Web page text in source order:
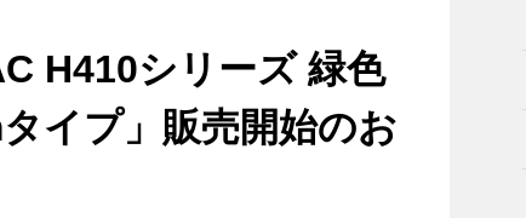
H410シリーズ 緑色
イプ」販売開始のお